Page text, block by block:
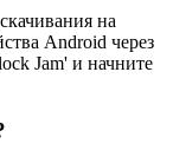
на
Android через
Jam' и начните